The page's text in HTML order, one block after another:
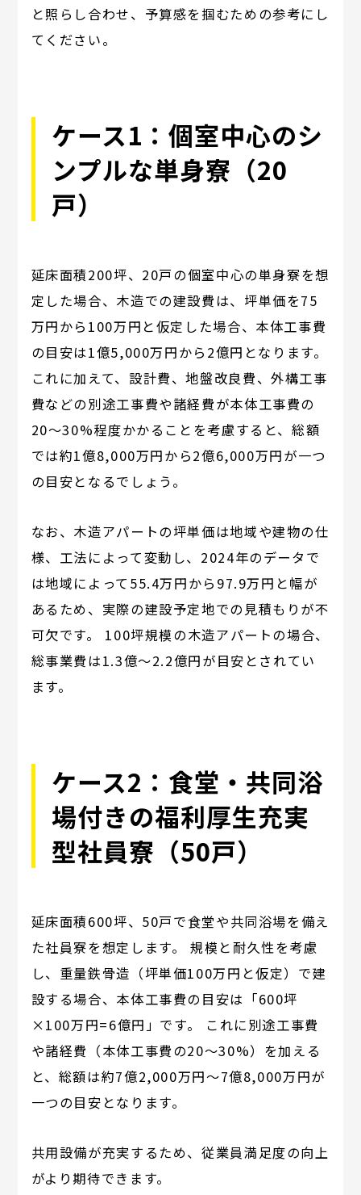
と照らし合わせ、予算感を掴むための参考にし
てください。
ケース1：個室中心のシ
ンプルな単身寮（20
戸）
延床面積200坪、20戸の個室中心の単身寮を想
定した場合、木造での建設費は、坪単価を75
万円から100万円と仮定した場合、本体工事費
の目安は1億5,000万円から2億円となります。
これに加えて、設計費、地盤改良費、外構工事
費などの別途工事費や諸経費が本体工事費の
20～30%程度かかることを考慮すると、総額
では約1億8,000万円から2億6,000万円が一つ
の目安となるでしょう。
なお、木造アパートの坪単価は地域や建物の仕
様、工法によって変動し、2024年のデータで
は地域によって55.4万円から97.9万円と幅が
あるため、実際の建設予定地での見積もりが不
可欠です。 100坪規模の木造アパートの場合、
総事業費は1.3億〜2.2億円が目安とされてい
ます。
ケース2：食堂・共同浴
場付きの福利厚生充実
型社員寮（50戸）
延床面積600坪、50戸で食堂や共同浴場を備え
た社員寮を想定します。 規模と耐久性を考慮
し、重量鉄骨造（坪単価100万円と仮定）で建
設する場合、本体工事費の目安は「600坪
×100万円=6億円」です。 これに別途工事費
や諸経費（本体工事費の20～30%）を加える
と、総額は約7億2,000万円～7億8,000万円が
一つの目安となります。
共用設備が充実するため、従業員満足度の向上
がより期待できます。